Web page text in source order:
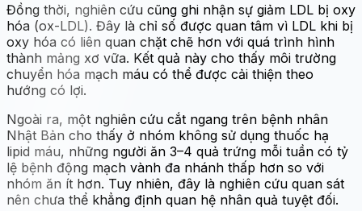
Đồng thời, nghiên cứu cũng ghi nhận sự giảm LDL bị oxy
hóa (ox-LDL). Đây là chỉ số được quan tâm vì LDL khi bị
oxy hóa có liên quan chặt chẽ hơn với quá trình hình
thành mảng xơ vữa. Kết quả này cho thấy môi trường
chuyển hóa mạch máu có thể được cải thiện theo
hướng có lợi.
Ngoài ra, một nghiên cứu cắt ngang trên bệnh nhân
Nhật Bản cho thấy ở nhóm không sử dụng thuốc hạ
lipid máu, những người ăn 3–4 quả trứng mỗi tuần có tỷ
lệ bệnh động mạch vành đa nhánh thấp hơn so với
nhóm ăn ít hơn. Tuy nhiên, đây là nghiên cứu quan sát
nên chưa thể khẳng định quan hệ nhân quả tuyệt đối.